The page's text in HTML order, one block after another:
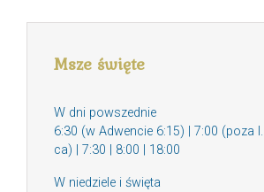
Msze święte
W dni powszednie
6:30 (w Adwencie 6:15) | 7:00 (poza
ca) | 7:30 | 8:00 | 18:00
W niedziele i święta